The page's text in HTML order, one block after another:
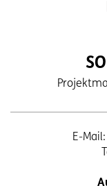
E-Mail: